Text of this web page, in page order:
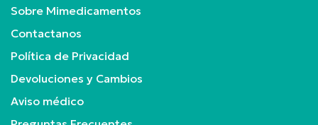
Sobre Mimedicamentos
Contactanos
Política de Privacidad
Devoluciones y Cambios
Aviso médico